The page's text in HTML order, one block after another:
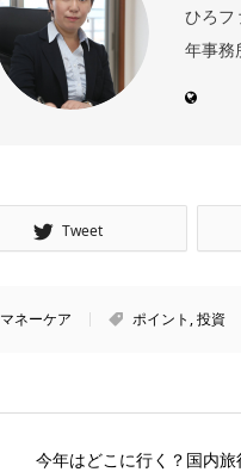
ひろフ
年事務
Tweet
マネーケア ポイント ,投資
今年はどこに行く？国内